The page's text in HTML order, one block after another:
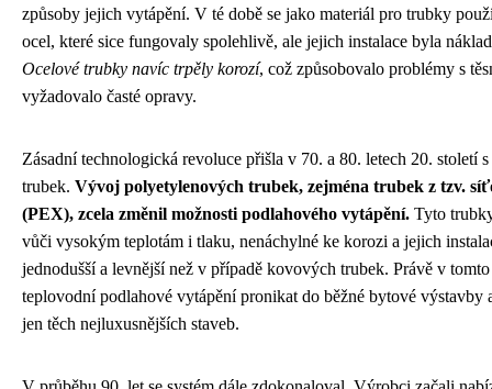
způsoby jejich vytápění. V té době se jako materiál pro trubky
ocel, které sice fungovaly spolehlivě, ale jejich instalace byla
Ocelové trubky navíc trpěly korozí, což způsobovalo problémy s
vyžadovalo časté opravy.
Zásadní technologická revoluce přišla v 70. a 80. letech 20. století
trubek. Vývoj polyetylenových trubek, zejména trubek z tzv.
(PEX), zcela změnil možnosti podlahového vytápění. Tyto
vůči vysokým teplotám i tlaku, nenáchylné ke korozi a jejich
jednodušší a levnější než v případě kovových trubek. Právě v
teplovodní podlahové vytápění pronikat do běžné bytové výstavby
jen těch nejluxusnějších staveb.